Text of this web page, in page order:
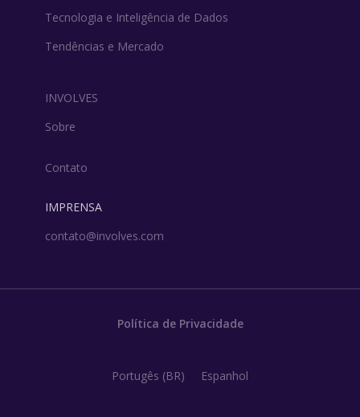
Tecnologia e Inteligência de Dados
Tendências e Mercado
INVOLVES
Sobre
Contato
IMPRENSA
contato@involves.com
Política de Privacidade
Portugês (BR) Espanhol